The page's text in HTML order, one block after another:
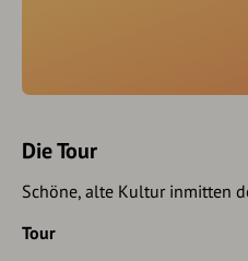
Die Tour
Schöne, alte Kultur inmitten
Tour